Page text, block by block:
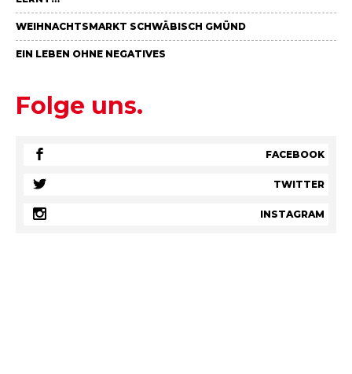
WEIHNACHTSMARKT SCHWÄBISCH GMÜND
EIN LEBEN OHNE NEGATIVES
Folge uns.
FACEBOOK
TWITTER
INSTAGRAM